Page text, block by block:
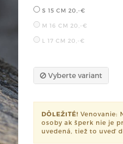
S 15 CM 20,-€
M 16 CM 20,-€
L 17 CM 20,-€
Vyberte variant
DÔLEŽITÉ! Venovanie:
osoby ak šperk nie je
uvedená, tiež to uveď